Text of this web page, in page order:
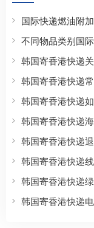
国际快递燃油附
不同物品类别国
韩国寄香港快递
韩国寄香港快递
韩国寄香港快递
韩国寄香港快递
韩国寄香港快递
韩国寄香港快递
韩国寄香港快递
韩国寄香港快递